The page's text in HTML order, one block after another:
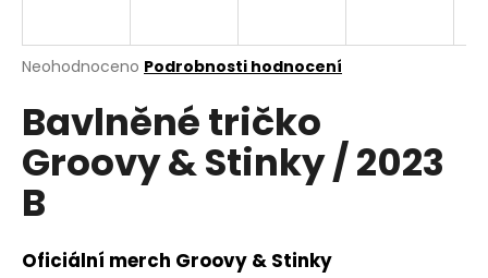
Průměrné
produktu
je
0,0
z
5
hvězdiček.
Neohodnoceno Podrobnosti hodnocení
Bavlněné tričko
Groovy & Stinky / 2023
B
Oficiální merch Groovy & Stinky
j
í
t
?
HLEDAT